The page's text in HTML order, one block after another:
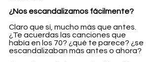
¿Nos escandalizamos fácilmente?
Claro que sí, mucho más que antes.
¿Te acuerdas las canciones que
había en los 70? ¿qué te parece? ¿se
escandalizaban más antes o ahora?